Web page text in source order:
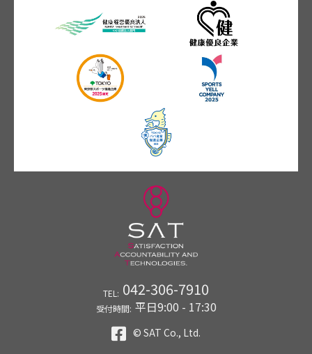
TEL: 042-306-7910
受付時間: 平日9:00 - 17:30
© SAT Co., Ltd.